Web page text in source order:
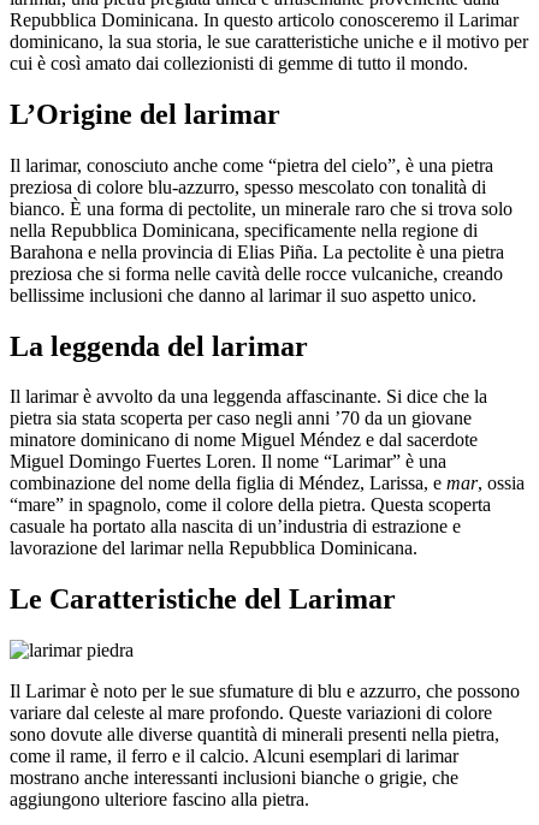
Repubblica Dominicana. In questo articolo conosceremo il Larimar
dominicano, la sua storia, le sue caratteristiche uniche e il motivo per
cui è così amato dai collezionisti di gemme di tutto il mondo.
L’Origine del larimar
Il larimar, conosciuto anche come “pietra del cielo”, è una pietra
preziosa di colore blu-azzurro, spesso mescolato con tonalità di
bianco. È una forma di pectolite, un minerale raro che si trova solo
nella Repubblica Dominicana, specificamente nella regione di
Barahona e nella provincia di Elias Piña. La pectolite è una pietra
preziosa che si forma nelle cavità delle rocce vulcaniche, creando
bellissime inclusioni che danno al larimar il suo aspetto unico.
La leggenda del larimar
Il larimar è avvolto da una leggenda affascinante. Si dice che la
pietra sia stata scoperta per caso negli anni ’70 da un giovane
minatore dominicano di nome Miguel Méndez e dal sacerdote
Miguel Domingo Fuertes Loren. Il nome “Larimar” è una
combinazione del nome della figlia di Méndez, Larissa, e mar, ossia
“mare” in spagnolo, come il colore della pietra. Questa scoperta
casuale ha portato alla nascita di un’industria di estrazione e
lavorazione del larimar nella Repubblica Dominicana.
Le Caratteristiche del Larimar
Il Larimar è noto per le sue sfumature di blu e azzurro, che possono
variare dal celeste al mare profondo. Queste variazioni di colore
sono dovute alle diverse quantità di minerali presenti nella pietra,
come il rame, il ferro e il calcio. Alcuni esemplari di larimar
mostrano anche interessanti inclusioni bianche o grigie, che
aggiungono ulteriore fascino alla pietra.